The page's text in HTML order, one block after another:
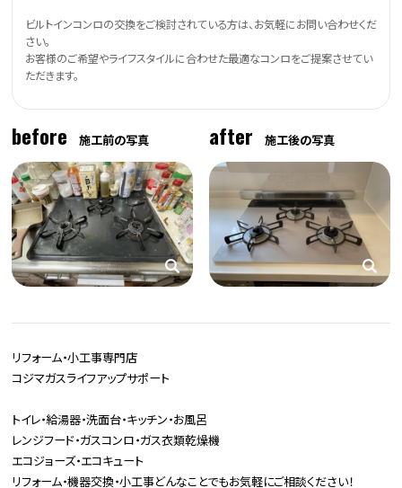
ビルトインコンロの交換をご検討されている方は、お気軽にお問い合わせくだ
さい。
お客様のご希望やライフスタイルに合わせた最適なコンロをご提案させてい
ただきます。
before 施工前の写真 after 施工後の写真
リフォーム・小工事専門店
コジマガスライフアップサポート
トイレ・給湯器・洗面台・キッチン・お風呂
レンジフード・ガスコンロ・ガス衣類乾燥機
エコジョーズ・エコキュート
リフォーム・機器交換・小工事どんなことでもお気軽にご相談ください！